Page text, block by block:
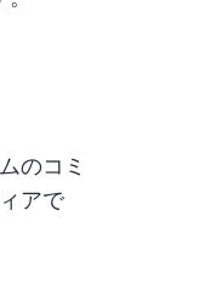
のコミ
アで